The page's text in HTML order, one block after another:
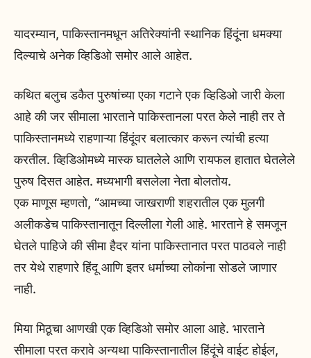
यादरम्यान, पाकिस्तानमधून अतिरेक्यांनी स्थानिक हिंदूंना धमक्या
दिल्याचे अनेक व्हिडिओ समोर आले आहेत.
कथित बलुच डकैत पुरुषांच्या एका गटाने एक व्हिडिओ जारी केला
आहे की जर सीमाला भारताने पाकिस्तानला परत केले नाही तर ते
पाकिस्तानमध्ये राहणाऱ्या हिंदूंवर बलात्कार करून त्यांची हत्या
करतील. व्हिडिओमध्ये मास्क घातलेले आणि रायफल हातात घेतलेले
पुरुष दिसत आहेत. मध्यभागी बसलेला नेता बोलतोय.
एक माणूस म्हणतो, “आमच्या जाखराणी शहरातील एक मुलगी
अलीकडेच पाकिस्तानातून दिल्लीला गेली आहे. भारताने हे समजून
घेतले पाहिजे की सीमा हैदर यांना पाकिस्तानात परत पाठवले नाही
तर येथे राहणारे हिंदू आणि इतर धर्माच्या लोकांना सोडले जाणार
नाही.
मिया मिठूचा आणखी एक व्हिडिओ समोर आला आहे. भारताने
सीमाला परत करावे अन्यथा पाकिस्तानातील हिंदूंचे वाईट होईल,